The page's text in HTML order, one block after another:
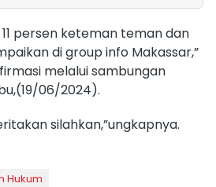
persen keteman teman dan
di group info Makassar,”
melalui sambungan
06/2024).
silahkan,”ungkapnya.
Hukum